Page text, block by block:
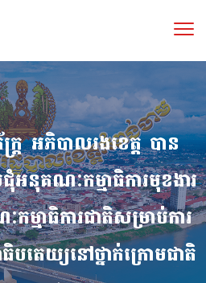
រ អភិបាលរងខេត្ត បាន
អនុគណៈកម្មាធិការមុខងារ
មាធិការជាតិសម្រាប់ការ
បតេយ្យនៅថ្នាក់ក្រោមជាតិ